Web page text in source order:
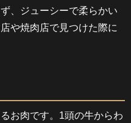
、ジューシーで柔らかい
や焼肉店で見つけた際に
お肉です。1頭の牛からわ